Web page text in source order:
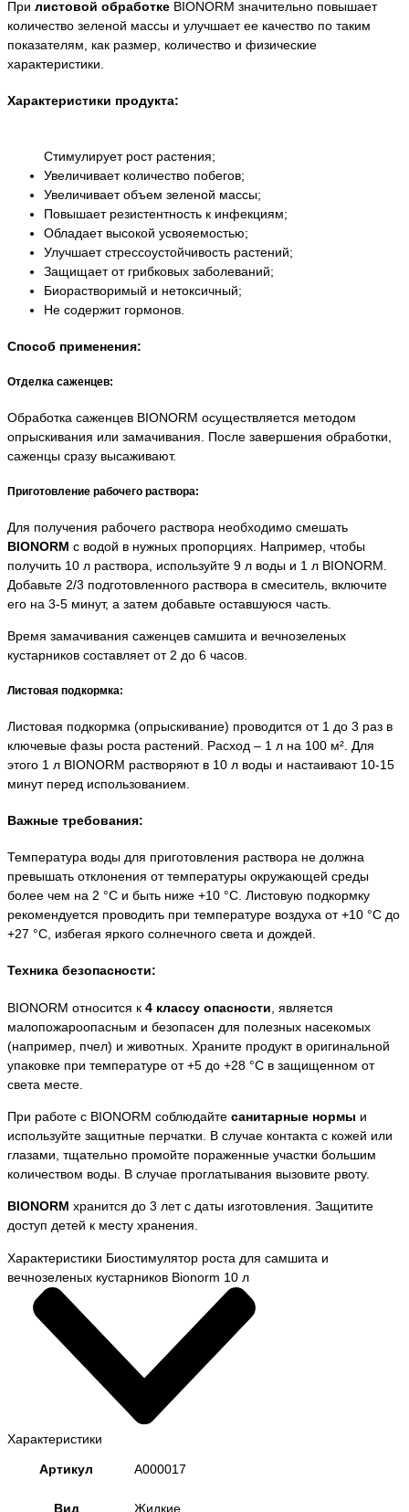
При листовой обработке BIONORM значительно повышает
количество зеленой массы и улучшает ее качество по таким
показателям, как размер, количество и физические
характеристики.
Характеристики продукта:
Стимулирует рост растения;
Увеличивает количество побегов;
Увеличивает объем зеленой массы;
Повышает резистентность к инфекциям;
Обладает высокой усвояемостью;
Улучшает стрессоустойчивость растений;
Защищает от грибковых заболеваний;
Биорастворимый и нетоксичный;
Не содержит гормонов.
Способ применения:
Отделка саженцев:
Обработка саженцев BIONORM осуществляется методом
опрыскивания или замачивания. После завершения обработки,
саженцы сразу высаживают.
Приготовление рабочего раствора:
Для получения рабочего раствора необходимо смешать
BIONORM с водой в нужных пропорциях. Например, чтобы
получить 10 л раствора, используйте 9 л воды и 1 л BIONORM.
Добавьте 2/3 подготовленного раствора в смеситель, включите
его на 3-5 минут, а затем добавьте оставшуюся часть.
Время замачивания саженцев самшита и вечнозеленых
кустарников составляет от 2 до 6 часов.
Листовая подкормка:
Листовая подкормка (опрыскивание) проводится от 1 до 3 раз в
ключевые фазы роста растений. Расход – 1 л на 100 м². Для
этого 1 л BIONORM растворяют в 10 л воды и настаивают 10-15
минут перед использованием.
Важные требования:
Температура воды для приготовления раствора не должна
превышать отклонения от температуры окружающей среды
более чем на 2 °C и быть ниже +10 °C. Листовую подкормку
рекомендуется проводить при температуре воздуха от +10 °C до
+27 °C, избегая яркого солнечного света и дождей.
Техника безопасности:
BIONORM относится к 4 классу опасности , является
малопожароопасным и безопасен для полезных насекомых
(например, пчел) и животных. Храните продукт в оригинальной
упаковке при температуре от +5 до +28 °C в защищенном от
света месте.
При работе с BIONORM соблюдайте санитарные нормы и
используйте защитные перчатки. В случае контакта с кожей или
глазами, тщательно промойте пораженные участки большим
количеством воды. В случае проглатывания вызовите рвоту.
BIONORM хранится до 3 лет с даты изготовления. Защитите
доступ детей к месту хранения.
Характеристики Биостимулятор роста для самшита и
вечнозеленых кустарников Bionorm 10 л
Характеристики
Артикул A000017
Вид Жидкие